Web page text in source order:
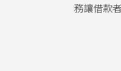
務讓借款